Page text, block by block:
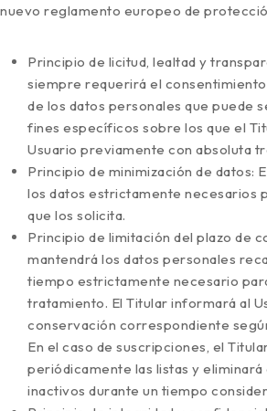
nuevo reglamento europeo de
Principio de licitud, lealtad y
siempre requerirá el
de los datos personales que puede
fines específicos sobre los que el
Usuario previamente con absoluta
Principio de minimización de datos:
los datos estrictamente necesarios
que los solicita.
Principio de limitación del plazo de
mantendrá los datos personales
tiempo estrictamente necesario
tratamiento. El Titular informará al
conservación correspondiente
En el caso de suscripciones, el
periódicamente las listas y
inactivos durante un tiempo